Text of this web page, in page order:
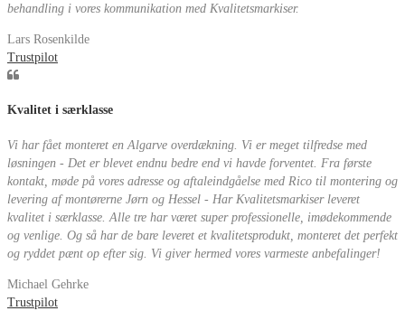
behandling i vores kommunikation med Kvalitetsmarkiser.
Lars Rosenkilde
Trustpilot
Kvalitet i særklasse
Vi har fået monteret en Algarve overdækning. Vi er meget tilfredse med
løsningen - Det er blevet endnu bedre end vi havde forventet. Fra første
kontakt, møde på vores adresse og aftaleindgåelse med Rico til montering og
levering af montørerne Jørn og Hessel - Har Kvalitetsmarkiser leveret
kvalitet i særklasse. Alle tre har været super professionelle, imødekommende
og venlige. Og så har de bare leveret et kvalitetsprodukt, monteret det perfekt
og ryddet pænt op efter sig. Vi giver hermed vores varmeste anbefalinger!
Michael Gehrke
Trustpilot